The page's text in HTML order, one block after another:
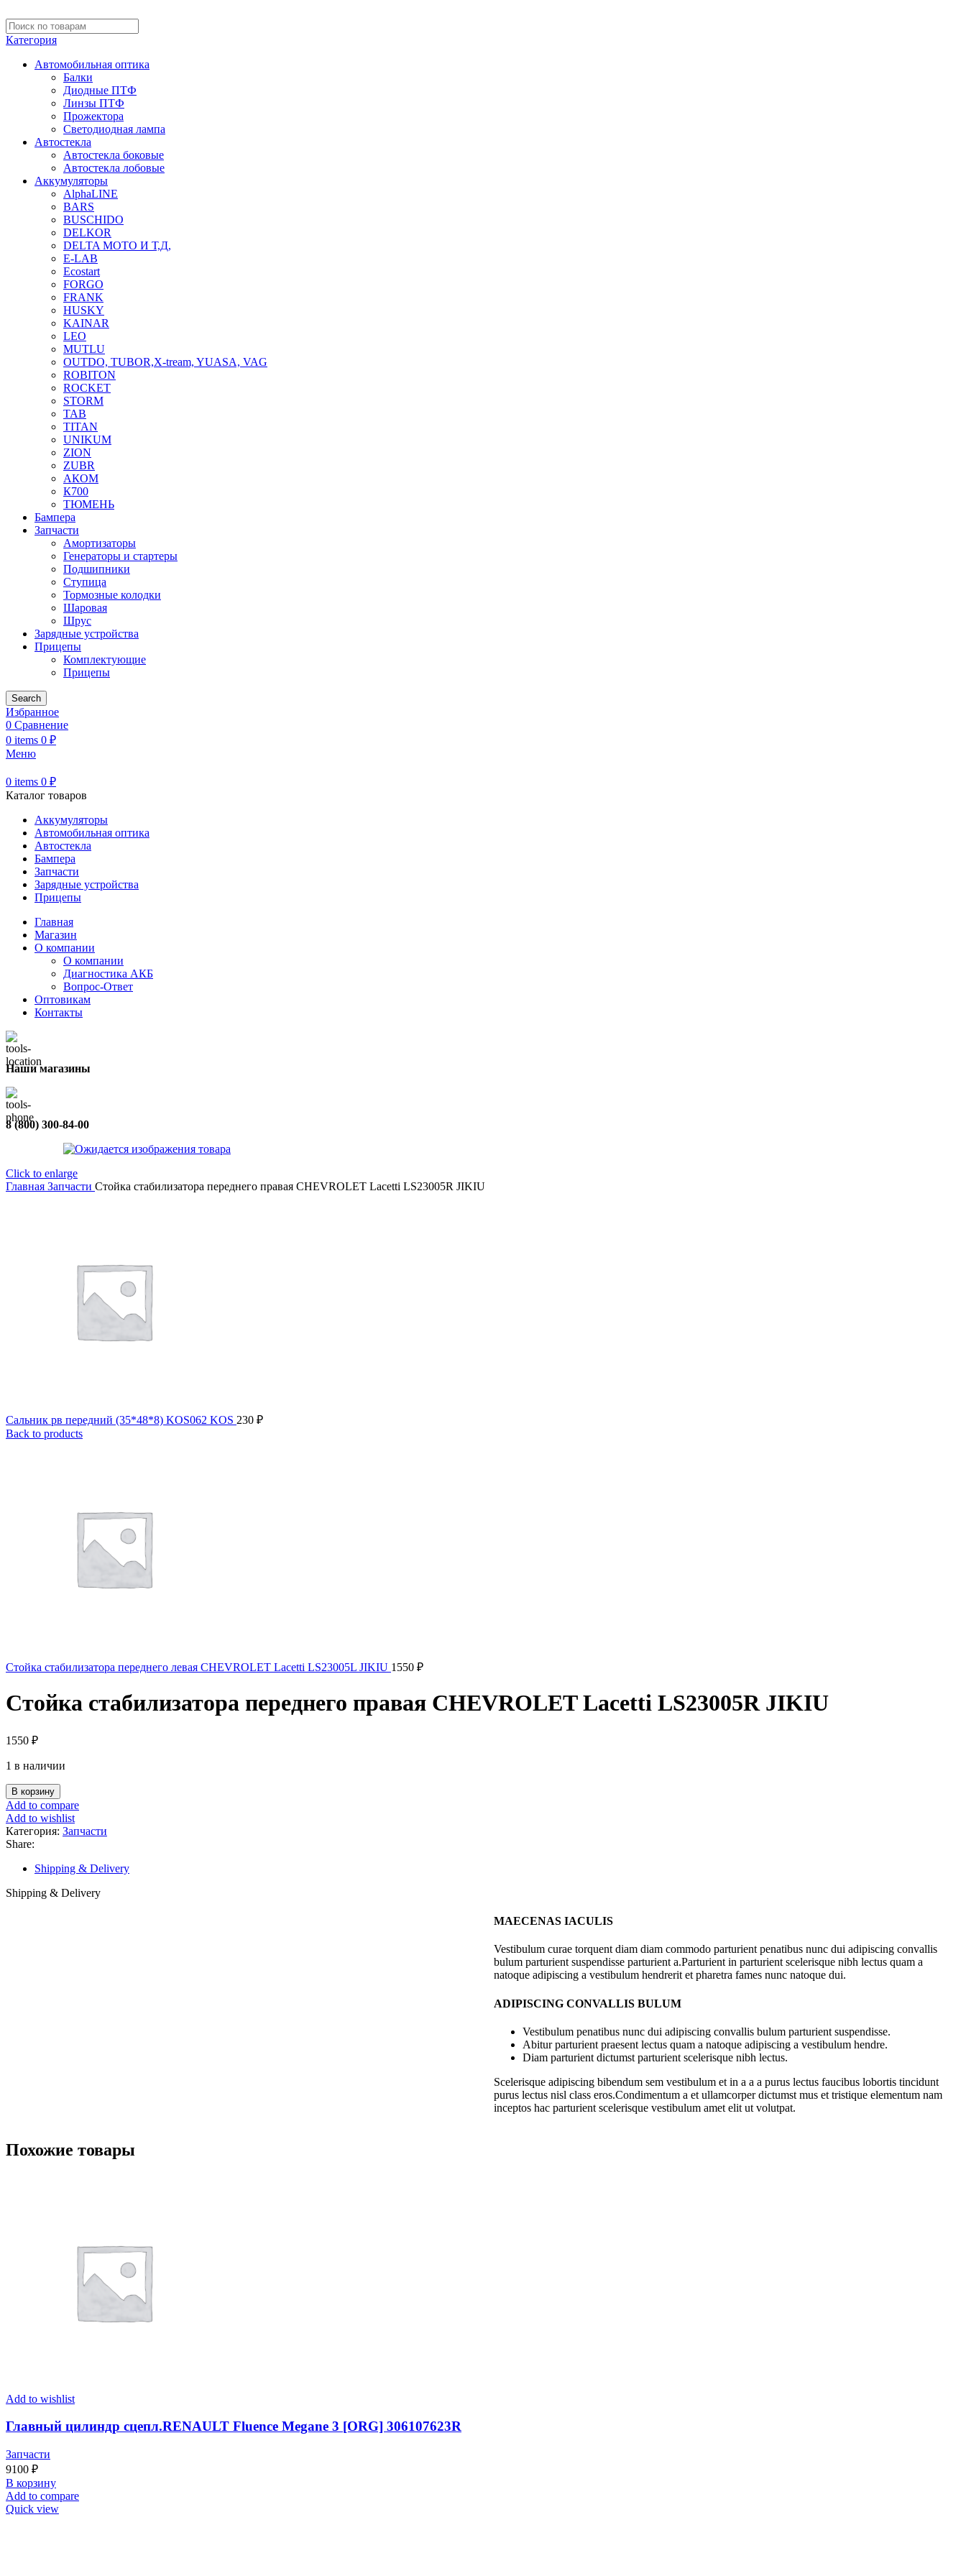
Категория
Автомобильная оптика
Балки
Диодные ПТФ
Линзы ПТФ
Прожектора
Светодиодная лампа
Автостекла
Автостекла боковые
Автостекла лобовые
Аккумуляторы
AlphaLINE
BARS
BUSCHIDO
DELKOR
DELTA МОТО И Т,Д,
E-LAB
Ecostart
FORGO
FRANK
HUSKY
KAINAR
LEO
MUTLU
OUTDO, TUBOR,X-tream, YUASA, VAG
ROBITON
ROCKET
STORM
TAB
TITAN
UNIKUM
ZION
ZUBR
АКОМ
К700
ТЮМЕНЬ
Бампера
Запчасти
Амортизаторы
Генераторы и стартеры
Подшипники
Ступица
Тормозные колодки
Шаровая
Шрус
Зарядные устройства
Прицепы
Комплектующие
Прицепы
Search
Избранное
0 Сравнение
0 items 0 ₽
Меню
0 items 0 ₽
Каталог товаров
Аккумуляторы
Автомобильная оптика
Автостекла
Бампера
Запчасти
Зарядные устройства
Прицепы
Главная
Магазин
О компании
О компании
Диагностика АКБ
Вопрос-Ответ
Оптовикам
Контакты
Наши магазины
8 (800) 300-84-00
Click to enlarge
Главная Запчасти Стойка стабилизатора переднего правая CHEVROLET Lacetti LS23005R JIKIU
Сальник рв передний (35*48*8) KOS062 KOS 230 ₽
Back to products
Стойка стабилизатора переднего левая CHEVROLET Lacetti LS23005L JIKIU 1550 ₽
Стойка стабилизатора переднего правая CHEVROLET Lacetti LS23005R JIKIU
1550 ₽
1 в наличии
Количество
товара
Стойка
стабилизатора
переднего
CHEVROLET
LS23005R
В корзину
Add to compare
Add to wishlist
Категория: Запчасти
Share:
Shipping & Delivery
Shipping & Delivery
MAECENAS IACULIS
Vestibulum curae torquent diam diam commodo parturient penatibus nunc dui adipiscing convallis
bulum parturient suspendisse parturient a.Parturient in parturient scelerisque nibh lectus quam a
natoque adipiscing a vestibulum hendrerit et pharetra fames nunc natoque dui.
ADIPISCING CONVALLIS BULUM
Vestibulum penatibus nunc dui adipiscing convallis bulum parturient suspendisse.
Abitur parturient praesent lectus quam a natoque adipiscing a vestibulum hendre.
Diam parturient dictumst parturient scelerisque nibh lectus.
Scelerisque adipiscing bibendum sem vestibulum et in a a a purus lectus faucibus lobortis tincidunt
purus lectus nisl class eros.Condimentum a et ullamcorper dictumst mus et tristique elementum nam
inceptos hac parturient scelerisque vestibulum amet elit ut volutpat.
Похожие товары
Add to wishlist
Главный цилиндр сцепл.RENAULT Fluence Megane 3 [ORG] 306107623R
Запчасти
9100 ₽
В корзину
Add to compare
Quick view